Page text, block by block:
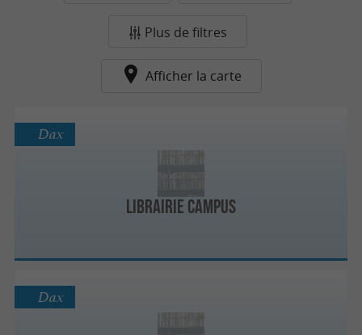
Plus de filtres
Afficher la carte
Librairie Campus
Dax
Dax